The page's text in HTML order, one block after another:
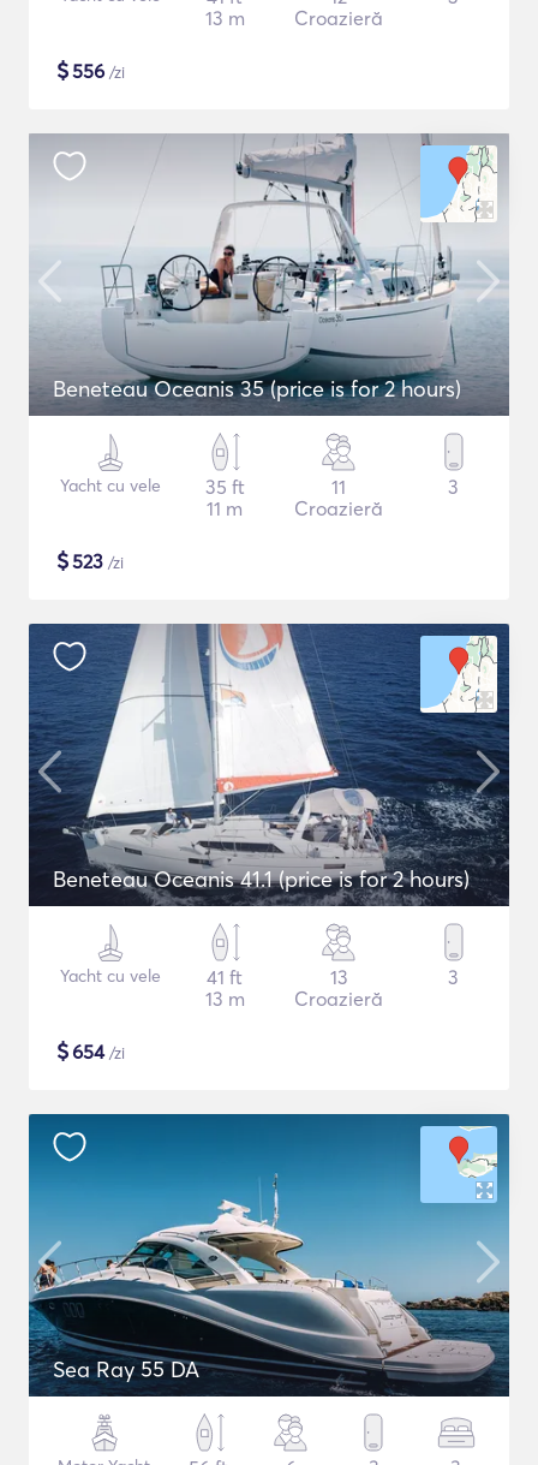
13 m
Croazieră
$556 /zi
Beneteau Oceanis 35 (price is for 2 hours)
Yacht cu vele
35 ft
11 m
11
Croazieră
3
$523 /zi
Beneteau Oceanis 41.1 (price is for 2 hours)
Yacht cu vele
41 ft
13 m
13
Croazieră
3
$654/zi
Sea Ray 55 DA